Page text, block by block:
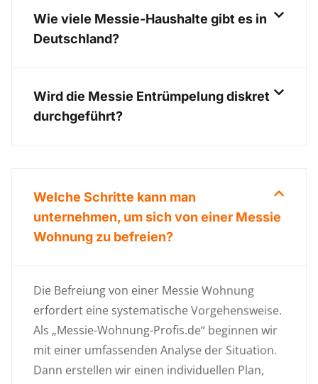
Wie viele Messie-Haushalte gibt es in
Deutschland?
Wird die Messie Entrümpelung diskret
durchgeführt?
Welche Schritte kann man
unternehmen, um sich von einer Messie
Wohnung zu befreien?
Die Befreiung von einer Messie Wohnung
erfordert eine systematische Vorgehensweise.
Als „Messie-Wohnung-Profis.de“ beginnen wir
mit einer umfassenden Analyse der Situation.
Dann erstellen wir einen individuellen Plan,